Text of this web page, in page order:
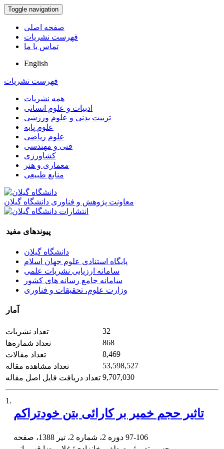
Toggle navigation
صفحه اصلی
فهرست نشریات
تماس با ما
English
فهرست نشریات
همه نشریات
ادبیات و علوم انسانی
تربیت بدنی و علوم ورزشی
علوم پایه
علوم ریاضی
فنی و مهندسی
کشاورزی
معماری و هنر
منابع طبیعی
معاونت پژوهش و فناوری دانشگاه گیلان
پیوندهای مفید
دانشگاه گیلان
پایگاه استنادی علوم جهان اسلام
سامانه ارزیابی نشریات علمی
سامانه جامع رسانه های کشور
وزارت علوم، تحقیقات و فناوری
آمار
تعداد نشریات
32
تعداد شماره‌ها
868
تعداد مقالات
8,469
تعداد مشاهده مقاله
53,598,527
تعداد دریافت فایل اصل مقاله 9,707,030
1.
تاثیر حجم خمیر بر کارائی بتن خودتراکم
97-106